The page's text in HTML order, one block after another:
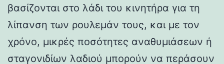
βασίζονται στο λάδι του κινητήρα για τη
λίπανση των ρουλεμάν τους, και με τον
χρόνο, μικρές ποσότητες αναθυμιάσεων ή
σταγονιδίων λαδιού μπορούν να περάσουν